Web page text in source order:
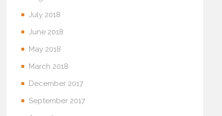
July 2018
June 2018
May 2018
March 2018
December 2017
September 2017